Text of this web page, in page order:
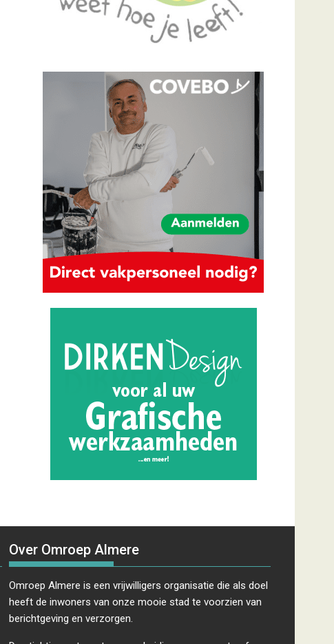
Over Omroep Almere
Omroep Almere is een vrijwilligers organisatie die als doel
heeft de inwoners van onze mooie stad te voorzien van
berichtgeving en verzorgen.